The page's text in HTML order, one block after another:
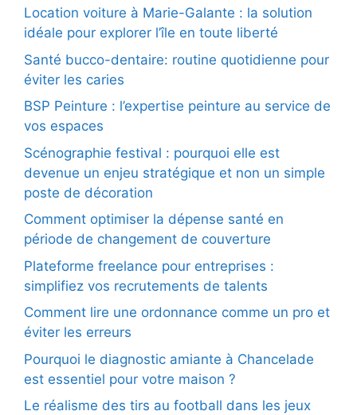
Location voiture à Marie-Galante : la solution
idéale pour explorer l’île en toute liberté
Santé bucco-dentaire: routine quotidienne pour
éviter les caries
BSP Peinture : l’expertise peinture au service de
vos espaces
Scénographie festival : pourquoi elle est
devenue un enjeu stratégique et non un simple
poste de décoration
Comment optimiser la dépense santé en
période de changement de couverture
Plateforme freelance pour entreprises :
simplifiez vos recrutements de talents
Comment lire une ordonnance comme un pro et
éviter les erreurs
Pourquoi le diagnostic amiante à Chancelade
est essentiel pour votre maison ?
Le réalisme des tirs au football dans les jeux